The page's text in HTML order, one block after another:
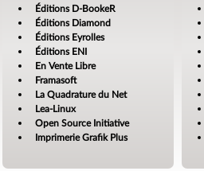
Éditions D-BookeR
Éditions Diamond
Éditions Eyrolles
Éditions ENI
En Vente Libre
Framasoft
La Quadrature du Net
Lea-Linux
Open Source Initiative
Imprimerie Grafik Plus